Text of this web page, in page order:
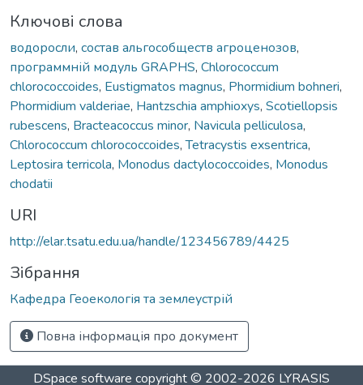
Ключові слова
водоросли, состав альгособществ агроценозов,
программній модуль GRAPHS, Chlorococcum
chlorococcoides, Eustigmatos magnus, Phormidium bohneri,
Phormidium valderiae, Hantzschia amphioxys, Scotiellopsis
rubescens, Bracteacoccus minor, Navicula pelliculosa,
Chlorococcum chlorococcoides,Tetracystis exsentrica,
Leptosira terricola, Monodus dactylococcoides, Monodus
chodatii
URI
http://elar.tsatu.edu.ua/handle/123456789/4425
Зібрання
Кафедра Геоекологія та землеустрій
Повна інформація про документ
DSpace software copyright © 2002-2026 LYRASIS